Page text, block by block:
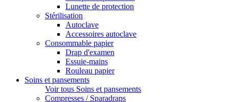
Lunette de protection
Stérilisation
Autoclave
Accessoires autoclave
Consommable papier
Drap d'examen
Essuie-mains
Rouleau papier
Soins et pansements
Voir tous Soins et pansements
Compresses / Sparadraps